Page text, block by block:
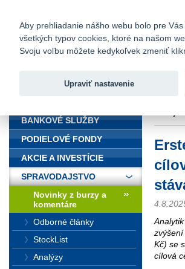
Fio banka
Kč) se
cílová
BANKOVÉ SLUŽBY
PODIELOVÉ FONDY
AKCIE A INVESTÍCIE
SPRAVODAJSTVO
Novinky z burzy a
komentáre
Odborné články
StockList
Analýzy
Aby prehliadanie nášho webu bolo pre
všetkých typov cookies, ktoré na našom
Svoju voľbu môžete kedykoľvek zmeniť
Upraviť nastavenie